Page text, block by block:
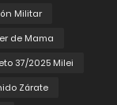
Militar
de Mama
37/2025 Milei
Zárate